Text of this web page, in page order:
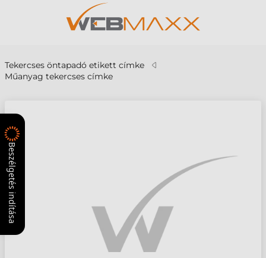
Tekercses öntapadó etikett címke
Műanyag tekercses címke
Beszélgetés indítása